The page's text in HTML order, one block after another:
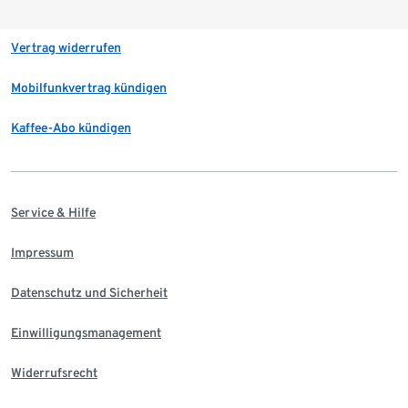
Vertrag widerrufen
Mobilfunkvertrag kündigen
Kaffee-Abo kündigen
Service & Hilfe
Impressum
Datenschutz und Sicherheit
Einwilligungsmanagement
Widerrufsrecht